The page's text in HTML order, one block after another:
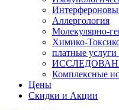
Аллергология
Молекулярно-
Химико-
платные услуги
Комплексные
Цены
Скидки и Акции